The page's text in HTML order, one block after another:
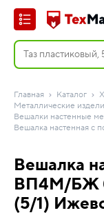
Главная Каталог
Металлические
Вешалки настенные
Вешалка настенная
Вешалка
ВП4М/БЖ
(5/1)